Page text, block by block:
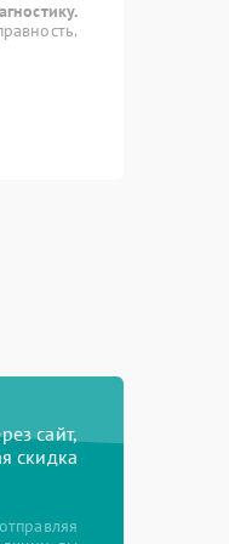
сайт,
скидка